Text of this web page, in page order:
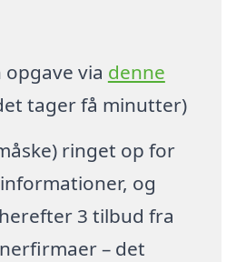
opgave via denne
tager få minutter)
ringet op for
og
3 tilbud fra
– det